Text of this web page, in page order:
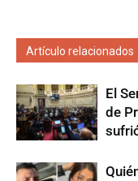
Artículo relacionados
El
de